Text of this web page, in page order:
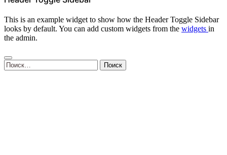
This is an example widget to show how the Header Toggle Sidebar
looks by default. You can add custom widgets from the widgets in
the admin.
Найти: